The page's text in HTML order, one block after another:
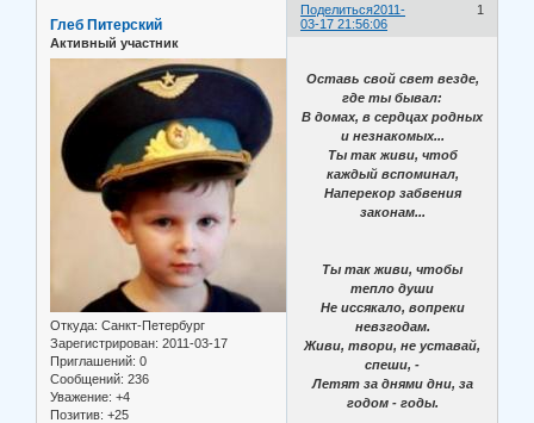
Поделиться 1
2011-
03-17 21:56:06
Глеб Питерский
Активный участник
Откуда: Санкт-Петербург
Зарегистрирован: 2011-03-17
Приглашений: 0
Сообщений: 236
Уважение: +4
Позитив: +25
Оставь свой свет везде,
где ты бывал:
В домах, в сердцах родных
и незнакомых...
Ты так живи, чтоб
каждый вспоминал,
Наперекор забвения
законам...
Ты так живи, чтобы
тепло души
Не иссякало, вопреки
невзгодам.
Живи, твори, не уставай,
спеши, -
Летят за днями дни, за
годом - годы.